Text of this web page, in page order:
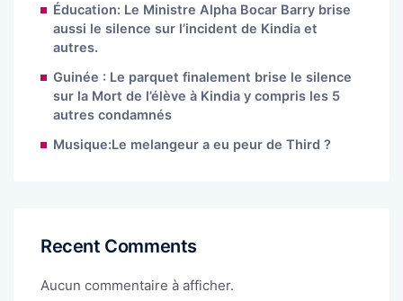
Éducation: Le Ministre Alpha Bocar Barry brise
aussi le silence sur l’incident de Kindia et
autres.
Guinée : Le parquet finalement brise le silence
sur la Mort de l’élève à Kindia y compris les 5
autres condamnés
Musique:Le melangeur a eu peur de Third ?
Recent Comments
Aucun commentaire à afficher.